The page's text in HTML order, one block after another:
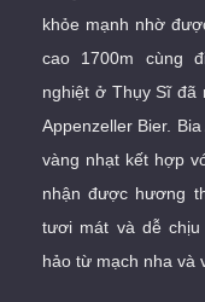
khỏe mạnh nhờ
cao 1700m cùng
nghiệt ở Thụy Sĩ đã
Appenzeller Bier.
vàng nhạt kết hợp
nhận được hương
tươi mát và dễ
hảo từ mạch nha và